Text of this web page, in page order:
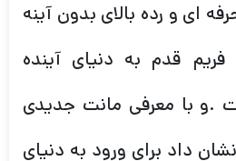
ای و رده بالای بدون آینه
قدم به دنیای آینده
.و با معرفی مانت جدیدی
داد برای ورود به دنیای